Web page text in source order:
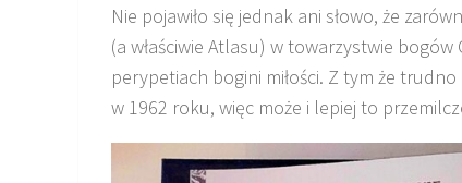
Nie pojawiło się jednak ani słowo, że
(a właściwie Atlasu) w towarzystwie
perypetiach bogini miłości. Z tym że
w 1962 roku, więc może i lepiej to